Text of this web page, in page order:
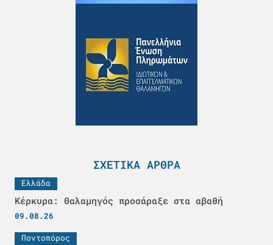
ΣΧΕΤΙΚΆ ΆΡΘΡΑ
Ελλάδα
Κέρκυρα: Θαλαμηγός προσάραξε στα αβαθή
09.08.26
Ποντοπόρος